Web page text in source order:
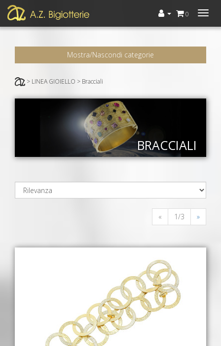
Menù
0
Mostra/Nascondi categorie
> LINEA GIOIELLO > Bracciali
BRACCIALI
« 1/3 »